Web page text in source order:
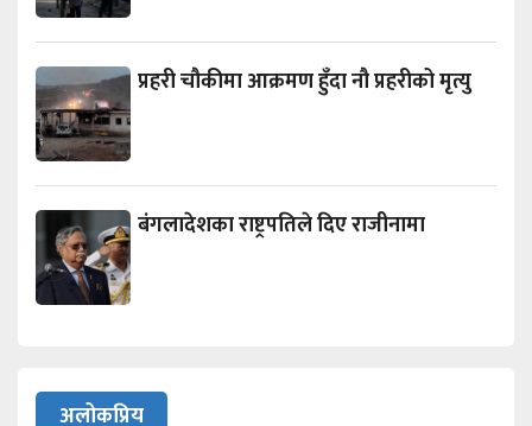
प्रहरी चौकीमा आक्रमण हुँदा नौ प्रहरीको मृत्यु
बंगलादेशका राष्ट्रपतिले दिए राजीनामा
अलोकप्रिय